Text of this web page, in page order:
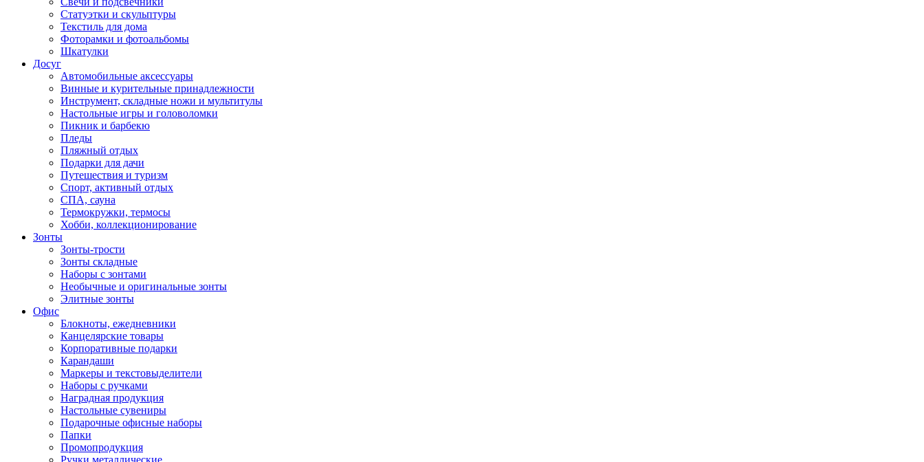
Статуэтки и скульптуры
Текстиль для дома
Фоторамки и фотоальбомы
Шкатулки
Досуг
Автомобильные аксессуары
Винные и курительные принадлежности
Инструмент, складные ножи и мультитулы
Настольные игры и головоломки
Пикник и барбекю
Пледы
Пляжный отдых
Подарки для дачи
Путешествия и туризм
Спорт, активный отдых
СПА, сауна
Термокружки, термосы
Хобби, коллекционирование
Зонты
Зонты-трости
Зонты складные
Наборы с зонтами
Необычные и оригинальные зонты
Элитные зонты
Офис
Блокноты, ежедневники
Канцелярские товары
Корпоративные подарки
Карандаши
Маркеры и текстовыделители
Наборы с ручками
Наградная продукция
Настольные сувениры
Подарочные офисные наборы
Папки
Промопродукция
Ручки металлические